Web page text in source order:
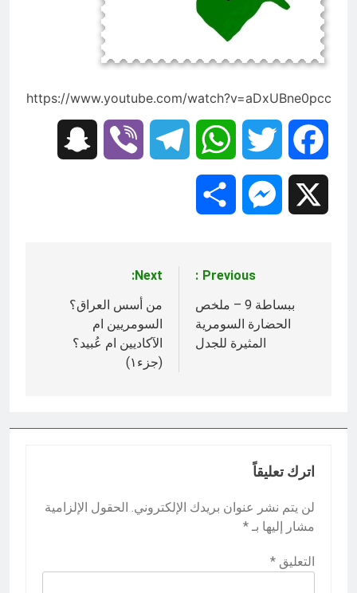
ماذا لو كان المدير اقوى من الوزير
https://www.youtube.com/watch?v=aDxUBne0pcc
Facebook
Twitter
WhatsApp
Telegram
Viber
Messenger
المقالات
Previous:
ببساطة 9 – ملخص
الحضارة السومرية
المثيرة للجدل
Next:
من أسس العراق؟
السومريين ام
الآكاديين ام عُبيد؟
(جزء١)
اترك تعليقاً
لن يتم نشر عنوان بريدك الإلكتروني. الحقول الإلزامية
مشار إليها بـ *
التعليق *